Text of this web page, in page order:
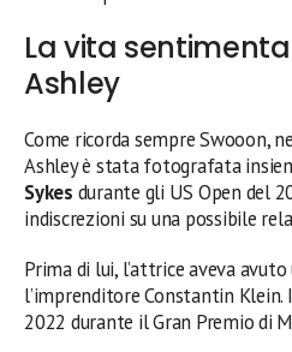
La vita
Ashley
Come ricorda sempre Swooon,
Ashley è stata fotografata
Sykes durante gli US Open del
indiscrezioni su una possibile
Prima di lui, l’attrice aveva
l’imprenditore Constantin Klein.
2022 durante il Gran Premio di